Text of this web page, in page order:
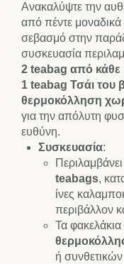
Ανακαλύψτε την
από πέντε
σεβασμό στην
συσκευασία
2 teabag από κάθε
1 teabag Τσάι του
θερμοκόλληση
για την απόλυτη
ευθύνη.
Συσκευασία:
Περιλαμβάνει
teabags,
ίνες
περιβάλλον
Τα φακελάκια
ή